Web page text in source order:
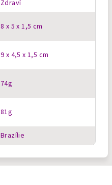
Zdraví
8 x 5 x 1,5 cm
9 x 4,5 x 1,5 cm
74g
81g
Brazílie